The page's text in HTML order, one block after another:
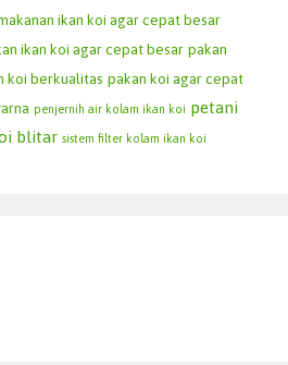
ikan koi agar cepat besar
ikan koi agar cepat besar pakan
koi berkualitas pakan koi agar cepat
penjernih air kolam ikan koi petani
blitar sistem filter kolam ikan koi